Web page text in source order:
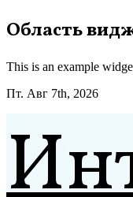
Перейти
к
Область
This is an example
Пт. Авг 7th, 2026